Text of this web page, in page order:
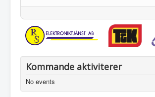
Kommande aktiviterer
No events